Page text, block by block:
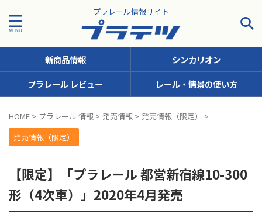
プラレール情報サイト
タグで探す！
JR九州
JR北海道
MODEROID OTシリーズ（おしゃべりトーマス）
新商品情報
シンカリオン
プラレール レビュー
レール・情景の使い方
HOME > プラレール 情報 > 発売情報 > 発売情報（限定）
>
発売情報（限定）
【限定】「プラレール 都営新宿線10-300
形（4次車）」2020年4月発売